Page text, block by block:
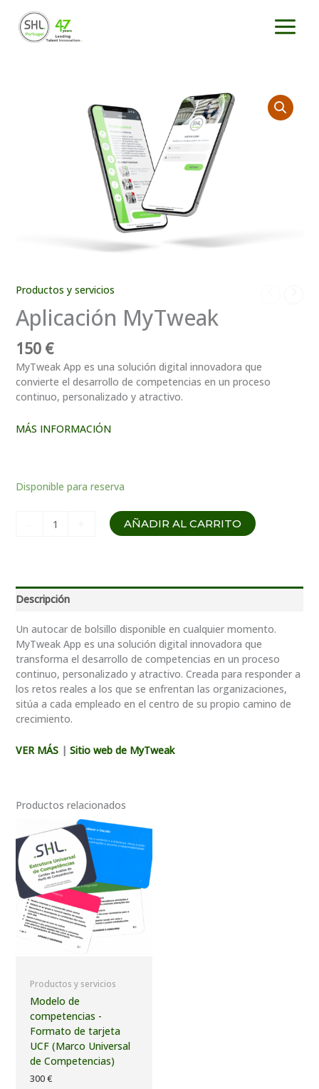
contenido
Productos y servicios
Aplicación MyTweak
150 €
MyTweak App es una solución digital innovadora que
convierte el desarrollo de competencias en un proceso
continuo, personalizado y atractivo.
MÁS INFORMACIÓN
Disponible para reserva
Cantidad
AÑADIR AL CARRITO
Descripción
Un autocar de bolsillo disponible en cualquier momento.
MyTweak App es una solución digital innovadora que
transforma el desarrollo de competencias en un proceso
continuo, personalizado y atractivo. Creada para responder a
los retos reales a los que se enfrentan las organizaciones,
sitúa a cada empleado en el centro de su propio camino de
crecimiento.
VER MÁS| Sitio web de MyTweak
Productos relacionados
Productos y servicios
Modelo de
competencias -
Formato de tarjeta
UCF (Marco Universal
de Competencias)
300€